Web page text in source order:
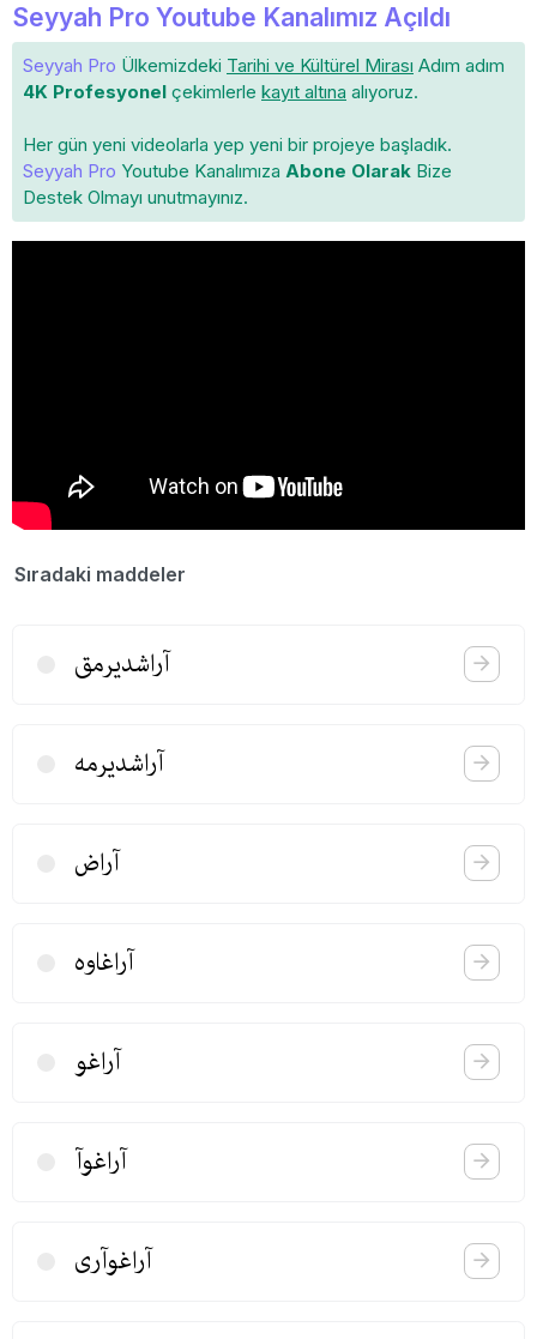
Seyyah Pro Youtube Kanalımız Açıldı
Seyyah Pro Ülkemizdeki Tarihi ve Kültürel Mirası Adım adım
4K Profesyonel çekimlerle kayıt altına alıyoruz.
Her gün yeni videolarla yep yeni bir projeye başladık.
Seyyah Pro Youtube Kanalımıza Abone Olarak Bize
Destek Olmayı unutmayınız.
Sıradaki maddeler
آراشدیرمق
آراشدیرمه
آراض
آراغاوە
آراغو
آراغوآ
آراغوآری